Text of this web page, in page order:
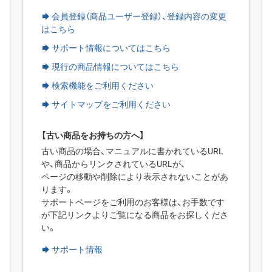
会員登録（商品ユーザー登録）、登録内容の変更
はこちら
サポート情報についてはこちら
現行の商品情報についてはこちら
検索機能をご利用ください
サイトマップをご利用ください
【古い商品をお持ちの方へ】
古い商品の場合、マニュアルに書かれているURL
や、商品からリンクされているURLが、
ページの移動や削除により表示されないことがあ
ります。
サポートページをご利用のお客様は、お手数です
が下記リンクよりご覧になる商品をお探しくださ
い。
サポート情報